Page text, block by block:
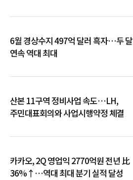
6월 경상수지 497억 달러 흑자…두 달
연속 역대 최대
산본 11구역 정비사업 속도…LH,
주민대표회의와 사업시행약정 체결
카카오, 2Q 영업익 2770억원 전년 比
36%↑…역대 최대 분기 실적 달성